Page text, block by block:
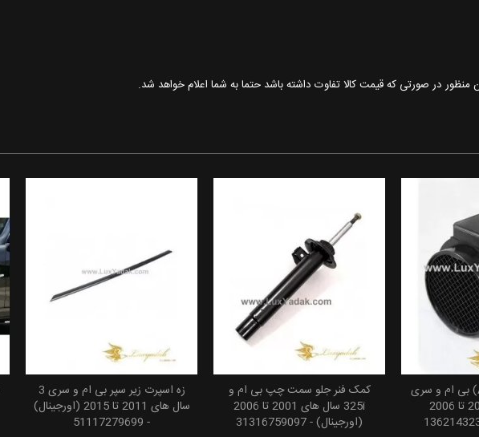
منظور در صورتی که قیمت کالا تفاوت داشته باشد حتما به شما اعلام خواهد شد.
افزودن به سبد خرید
زه اسپرت زیر سپر بی ام و سری 3
سال های 2011 تا 2015 (اورجینال)
- 51117279699
افزودن به سبد خرید
کمک فنر جلو سمت چپ بی ام و
325i سال های 2001 تا 2006
(اورجینال) - 31316759097
سبد خرید
ایرمَس (Air Mass) بی ام و سری
3 سال های 2000 تا 2006